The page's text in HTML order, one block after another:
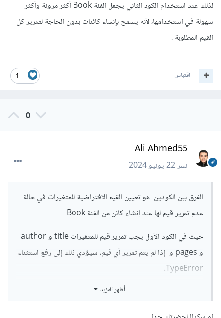
لذلك عند استخدام الكود الثاني يجعل الفئة Book أكثر مرونة وأكثر
سهولة في استخدامها، لأنه يسمح بإنشاء كائنات بدون الحاجة لتمرير كل
القيم المطلوبة .
1 اقتباس
0
Ali Ahmed55
نشر22 يونيو 2024
الفرق بين الكودين هو تعيين القيم الافتراضية للمتغيرات في حالة
عدم تمرير قيم لها عند إنشاء كائن من الفئة Book
حيث في الكود الأول يجب تمرير قيم للمتغيرات title و author
و pages و إذا لم يتم تمرير أي قيم، سيؤدي ذلك إلى رفع استثناء
TypeError.
أظهر المزيد